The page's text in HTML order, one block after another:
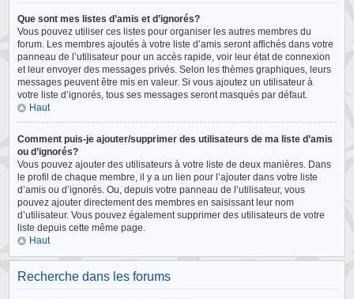
Que sont mes listes d’amis et d’ignorés?
Vous pouvez utiliser ces listes pour organiser les autres membres du
forum. Les membres ajoutés à votre liste d’amis seront affichés dans votre
panneau de l’utilisateur pour un accès rapide, voir leur état de connexion
et leur envoyer des messages privés. Selon les thèmes graphiques, leurs
messages peuvent être mis en valeur. Si vous ajoutez un utilisateur à
votre liste d’ignorés, tous ses messages seront masqués par défaut.
Haut
Comment puis-je ajouter/supprimer des utilisateurs de ma liste d’amis
ou d’ignorés?
Vous pouvez ajouter des utilisateurs à votre liste de deux manières. Dans
le profil de chaque membre, il y a un lien pour l’ajouter dans votre liste
d’amis ou d’ignorés. Ou, depuis votre panneau de l’utilisateur, vous
pouvez ajouter directement des membres en saisissant leur nom
d’utilisateur. Vous pouvez également supprimer des utilisateurs de votre
liste depuis cette même page.
Haut
Recherche dans les forums